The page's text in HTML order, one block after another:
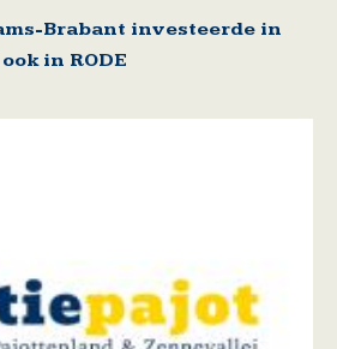
Brabant investeerde in
in RODE